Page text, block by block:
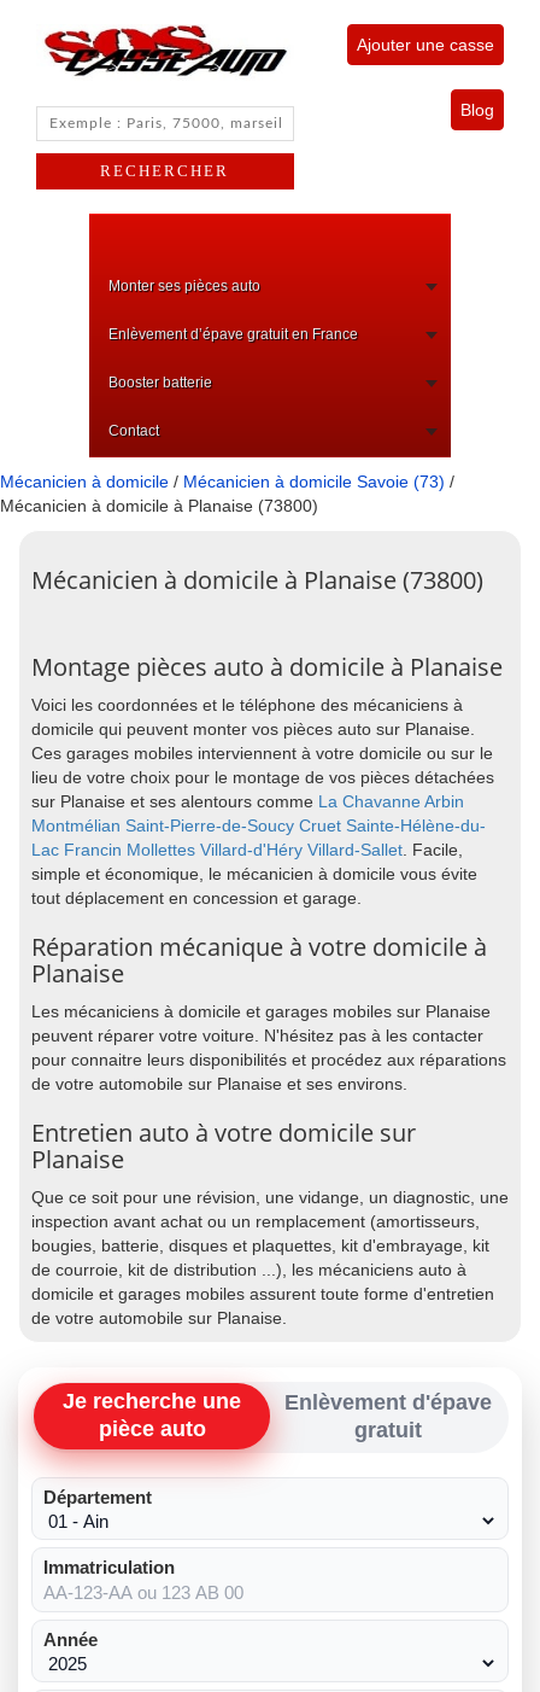
Ajouter une casse
Blog
Monter ses pièces auto
Enlèvement d’épave gratuit en France
Booster batterie
Contact
Mécanicien à domicile / Mécanicien à domicile Savoie (73) /
Mécanicien à domicile à Planaise (73800)
Mécanicien à domicile à Planaise (73800)
Montage pièces auto à domicile à Planaise
Voici les coordonnées et le téléphone des mécaniciens à
domicile qui peuvent monter vos pièces auto sur Planaise.
Ces garages mobiles interviennent à votre domicile ou sur le
lieu de votre choix pour le montage de vos pièces détachées
sur Planaise et ses alentours comme La Chavanne Arbin
Montmélian Saint-Pierre-de-Soucy Cruet Sainte-Hélène-du-
Lac Francin Mollettes Villard-d'Héry Villard-Sallet. Facile,
simple et économique, le mécanicien à domicile vous évite
tout déplacement en concession et garage.
Réparation mécanique à votre domicile à
Planaise
Les mécaniciens à domicile et garages mobiles sur Planaise
peuvent réparer votre voiture. N'hésitez pas à les contacter
pour connaitre leurs disponibilités et procédez aux réparations
de votre automobile sur Planaise et ses environs.
Entretien auto à votre domicile sur
Planaise
Que ce soit pour une révision, une vidange, un diagnostic, une
inspection avant achat ou un remplacement (amortisseurs,
bougies, batterie, disques et plaquettes, kit d'embrayage, kit
de courroie, kit de distribution ...), les mécaniciens auto à
domicile et garages mobiles assurent toute forme d'entretien
de votre automobile sur Planaise.
Je recherche une
pièce auto
Enlèvement d'épave
gratuit
Département
Immatriculation
Année